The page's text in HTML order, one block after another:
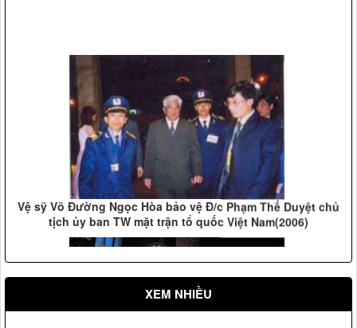
Vệ sỹ Võ Đường Ngọc Hòa bảo vệ Đ/c Phạm Thế Duyệt chủ
tịch ủy ban TW mặt trận tổ quốc Việt Nam(2006)
XEM NHIỀU